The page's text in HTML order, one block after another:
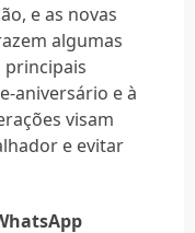
e as novas
algumas
principais
aniversário e à
visam
e evitar